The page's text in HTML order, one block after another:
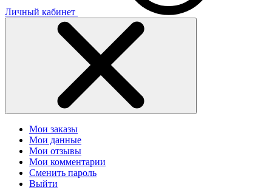
Личный кабинет
Мои заказы
Мои данные
Мои отзывы
Мои комментарии
Сменить пароль
Выйти